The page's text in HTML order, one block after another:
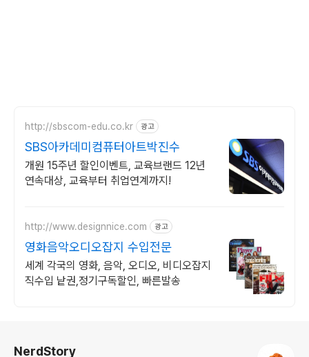
http://sbscom-edu.co.kr 광고
SBS아카데미컴퓨터아트박진수
개원 15주년 할인이벤트, 교육브랜드 12년
연속대상, 교육부터 취업연계까지!
http://www.designnice.com 광고
영화음악오디오잡지 수입전문
세계 각국의 영화, 음악, 오디오, 비디오잡지
직수입 낱권,정기구독할인, 빠른발송
NerdStory